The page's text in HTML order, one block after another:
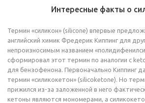
Интересные факты о
Термин «силикон» (silicone) впервые
английский химик Фредерик Киппинг для
непроизносимым названием
сформировал этот термин по аналогии с
для бензофенона. Первоначально Киппинг
термин «силикокетон» (silicoketone). Но
прижился из-за заложенной в него
кетоны являются мономерами, а